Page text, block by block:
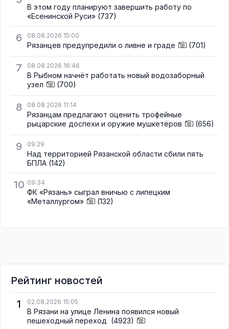
В этом году планируют завершить работу по
«Есенинской Руси» (737)
6 08.08.2026 15:00
Рязанцев предупредили о ливне и граде (701)
7 08.08.2026 16:46
В Рыбном начнёт работать новый водозаборный
узел
(700)
8 08.08.2026 11:14
Рязанцам предлагают оценить трофейные
рыцарские доспехи и оружие мушкетёров
(656)
9 09:29
Над территорией Рязанской области сбили пять
БПЛА (142)
10 09:34
ФК «Рязань» сыграл вничью с липецким
«Металлургом»
(132)
Рейтинг новостей
1
02.08.2026 15:05
В Рязани на улице Ленина появился новый
пешеходный переход (4923)